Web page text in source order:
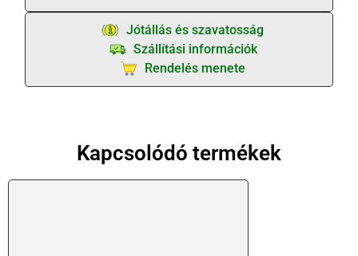
Jótállás és szavatosság
Szállítási információk
Rendelés menete
Kapcsolódó termékek